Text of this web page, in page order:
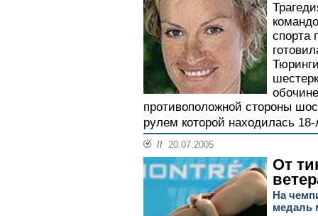
спорта
противоположной стороны
рулем которой находилась
// 20.07.2005
От
На
медаль